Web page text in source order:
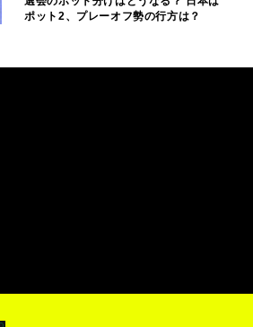
ポット2、プレーオフ勢の行方は？